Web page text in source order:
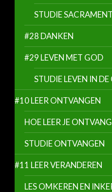
STUDIE
#28 DANKEN
#29 LEVEN MET GOD
STUDIE LEVEN IN DE
#10 LEER ONTVANGEN
HOE LEER JE
STUDIE ONTVANGEN
#11 LEER VERANDEREN
LES OMKEREN EN